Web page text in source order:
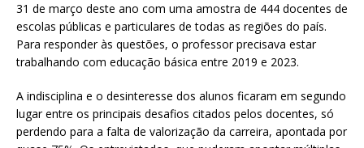
31 de março deste ano com uma amostra de 444 docentes de
escolas públicas e particulares de todas as regiões do país.
Para responder às questões, o professor precisava estar
trabalhando com educação básica entre 2019 e 2023.
A indisciplina e o desinteresse dos alunos ficaram em segundo
lugar entre os principais desafios citados pelos docentes, só
perdendo para a falta de valorização da carreira, apontada por